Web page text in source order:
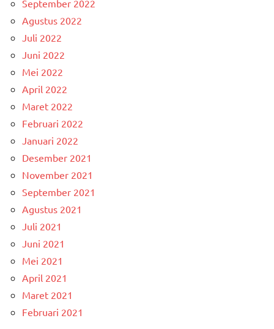
September 2022
Agustus 2022
Juli 2022
Juni 2022
Mei 2022
April 2022
Maret 2022
Februari 2022
Januari 2022
Desember 2021
November 2021
September 2021
Agustus 2021
Juli 2021
Juni 2021
Mei 2021
April 2021
Maret 2021
Februari 2021